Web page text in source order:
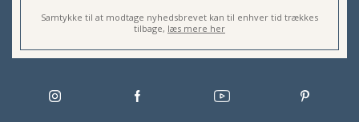
Samtykke til at modtage nyhedsbrevet kan til enhver tid trækkes
tilbage, læs mere her